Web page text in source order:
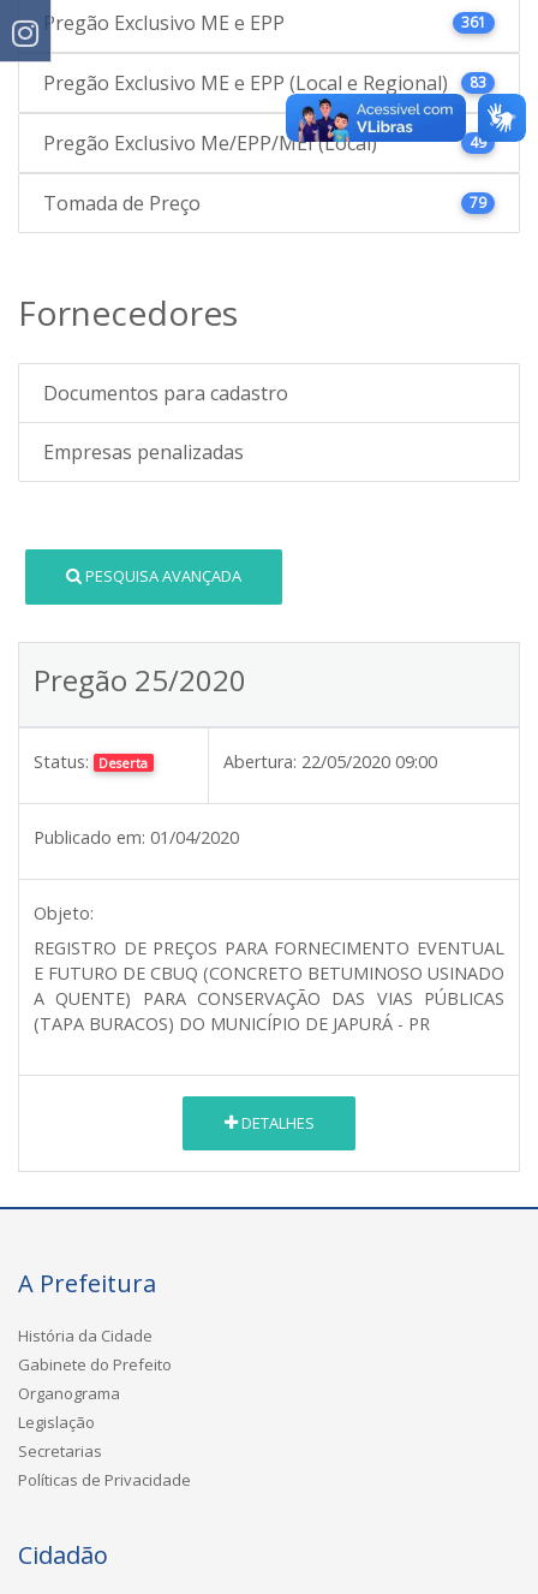
Pregão Exclusivo ME e EPP 361
Pregão Exclusivo ME e EPP (Local e Regional) 83
Pregão Exclusivo Me/EPP/MEI (Local) 49
Tomada de Preço 79
Fornecedores
Documentos para cadastro
Empresas penalizadas
PESQUISA AVANÇADA
Pregão 25/2020
Status: Deserta Abertura: 22/05/2020 09:00
Publicado em: 01/04/2020
Objeto:
REGISTRO DE PREÇOS PARA FORNECIMENTO EVENTUAL
E FUTURO DE CBUQ (CONCRETO BETUMINOSO USINADO
A QUENTE) PARA CONSERVAÇÃO DAS VIAS PÚBLICAS
(TAPA BURACOS) DO MUNICÍPIO DE JAPURÁ - PR
DETALHES
A Prefeitura
História da Cidade
Gabinete do Prefeito
Organograma
Legislação
Secretarias
Políticas de Privacidade
Cidadão